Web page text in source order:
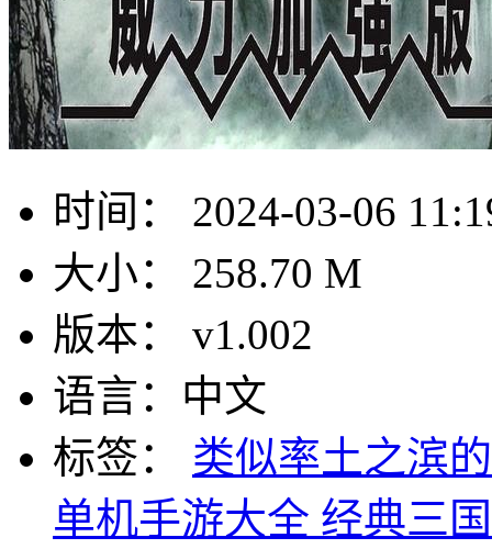
时间：
2024-03-06
大小：
258.70 M
版本：
v1.002
语言： 中文
标签：
类似率土之滨
单机手游大全 经典三